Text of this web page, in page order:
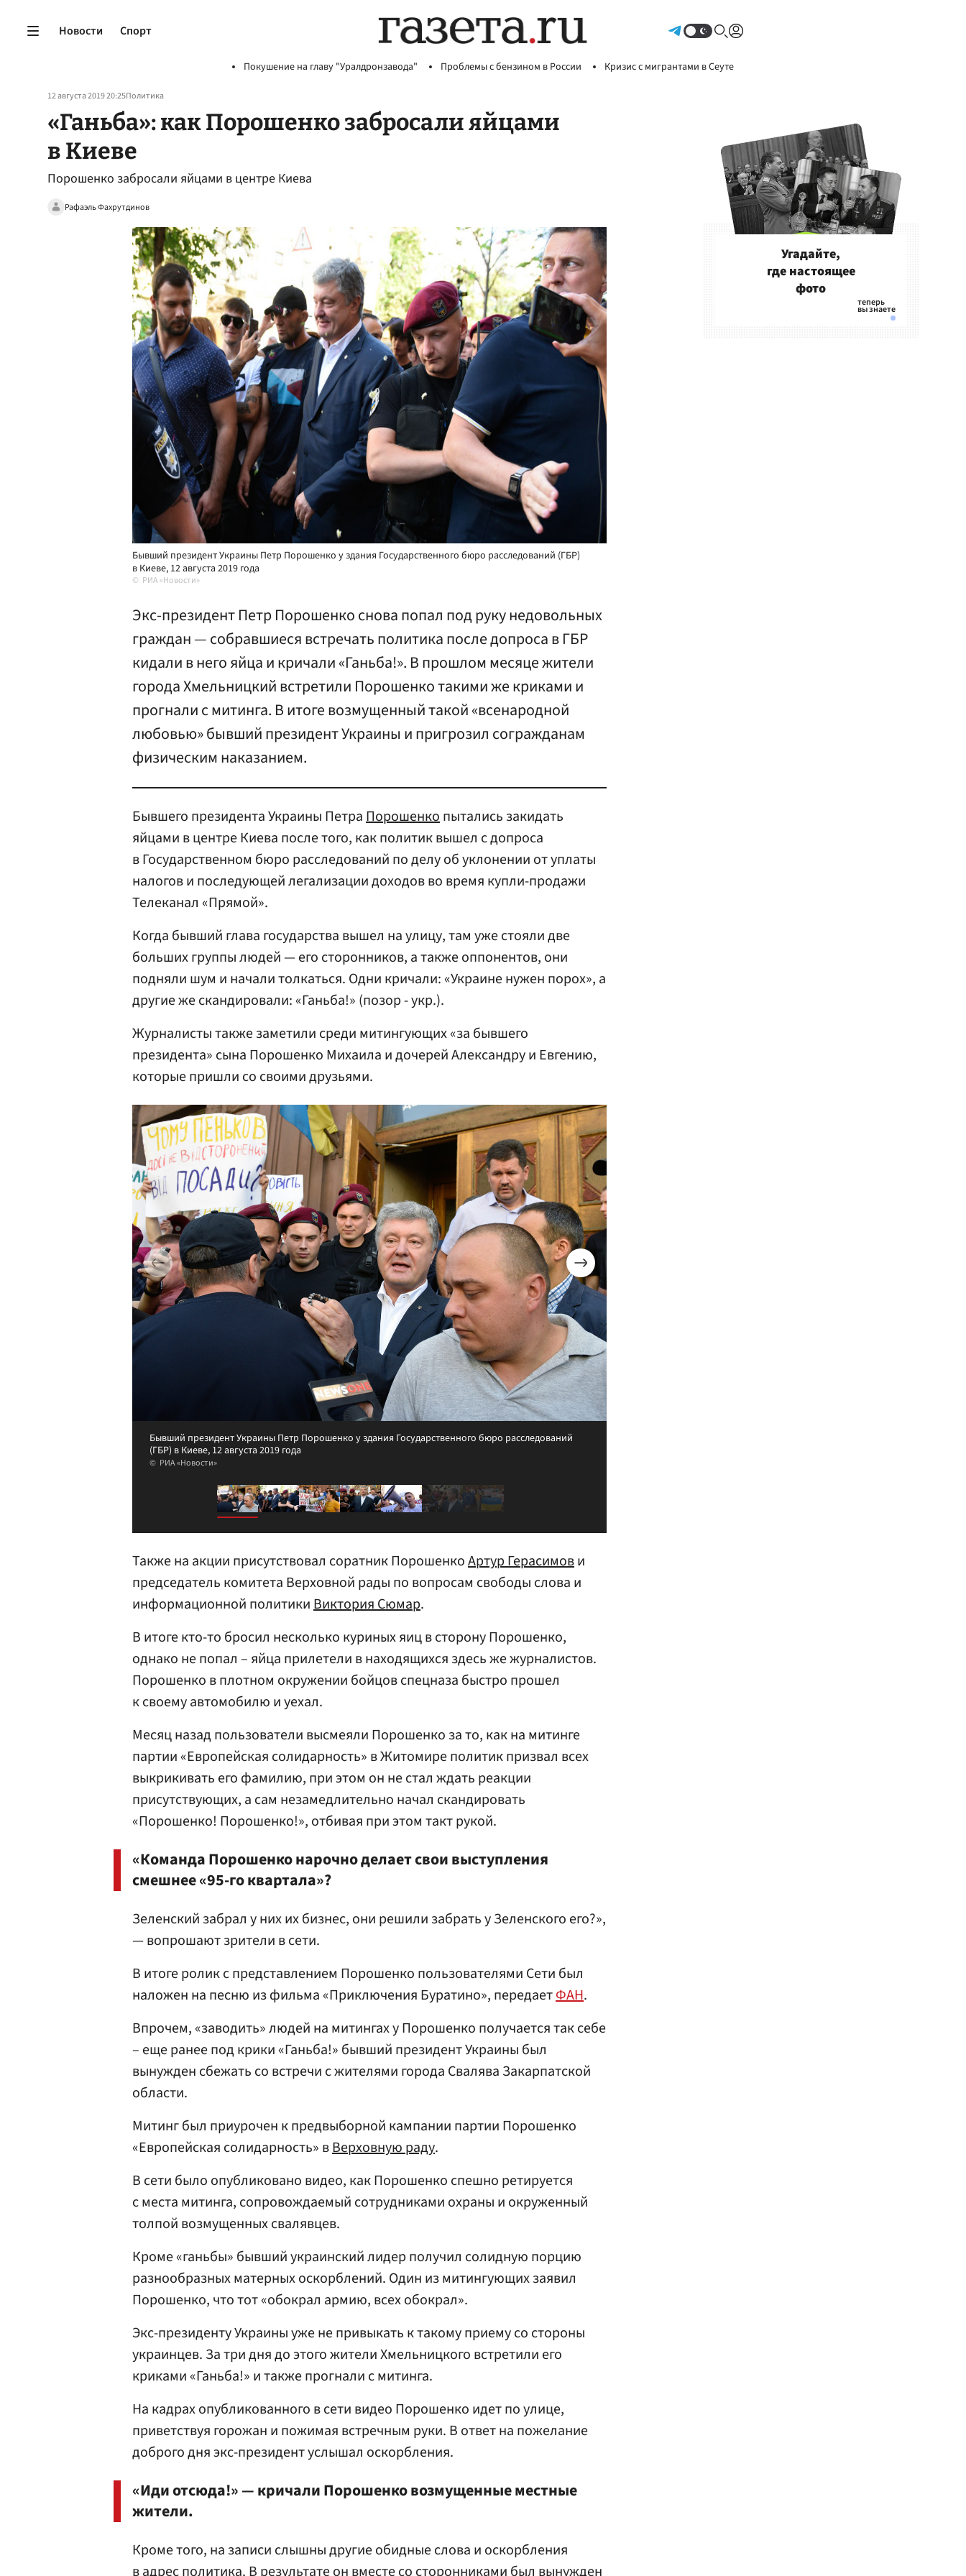
Новости Спорт
Покушение на главу "Уралдронзавода" Проблемы с бензином в России Кризис с мигрантами в Сеуте
12 августа 2019 20:25Политика
«Ганьба»: как Порошенко забросали яйцами
в Киеве
Порошенко забросали яйцами в центре Киева
Рафаэль Фахрутдинов
Бывший президент Украины Петр Порошенко у здания Государственного бюро расследований (ГБР)
в Киеве, 12 августа 2019 года
РИА «Новости»
Экс-президент Петр Порошенко снова попал под руку недовольных
граждан — собравшиеся встречать политика после допроса в ГБР
кидали в него яйца и кричали «Ганьба!». В прошлом месяце жители
города Хмельницкий встретили Порошенко такими же криками и
прогнали с митинга. В итоге возмущенный такой «всенародной
любовью» бывший президент Украины и пригрозил согражданам
физическим наказанием.
Бывшего президента Украины ПетраПорошенкопытались закидать
яйцами в центре Киева после того, как политик вышел с допроса
в Государственном бюро расследований по делу об уклонении от уплаты
налогов и последующей легализации доходов во время купли-продажи
Телеканал «Прямой».
Когда бывший глава государства вышел на улицу, там уже стояли две
больших группы людей — его сторонников, а также оппонентов, они
подняли шум и начали толкаться. Одни кричали: «Украине нужен порох», а
другие же скандировали: «Ганьба!» (позор - укр.).
Журналисты также заметили среди митингующих «за бывшего
президента» сына Порошенко Михаила и дочерей Александру и Евгению,
которые пришли со своими друзьями.
Бывший президент Украины Петр Порошенко у здания Государственного бюро расследований
(ГБР) в Киеве, 12 августа 2019 года
РИА «Новости»
Также на акции присутствовал соратник ПорошенкоАртур Герасимови
председатель комитета Верховной рады по вопросам свободы слова и
информационной политикиВиктория Сюмар.
В итоге кто-то бросил несколько куриных яиц в сторону Порошенко,
однако не попал – яйца прилетели в находящихся здесь же журналистов.
Порошенко в плотном окружении бойцов спецназа быстро прошел
к своему автомобилю и уехал.
Месяц назад пользователи высмеяли Порошенко за то, как на митинге
партии «Европейская солидарность» в Житомире политик призвал всех
выкрикивать его фамилию, при этом он не стал ждать реакции
присутствующих, а сам незамедлительно начал скандировать
«Порошенко! Порошенко!», отбивая при этом такт рукой.
«Команда Порошенко нарочно делает свои выступления
смешнее «95-го квартала»?
Зеленский забрал у них их бизнес, они решили забрать у Зеленского его?»,
— вопрошают зрители в сети.
В итоге ролик с представлением Порошенко пользователями Сети был
наложен на песню из фильма «Приключения Буратино», передаетФАН.
Впрочем, «заводить» людей на митингах у Порошенко получается так себе
– еще ранее под крики «Ганьба!» бывший президент Украины был
вынужден сбежать со встречи с жителями города Свалява Закарпатской
области.
Митинг был приурочен к предвыборной кампании партии Порошенко
«Европейская солидарность» вВерховную раду.
В сети было опубликовано видео, как Порошенко спешно ретируется
с места митинга, сопровождаемый сотрудниками охраны и окруженный
толпой возмущенных свалявцев.
Кроме «ганьбы» бывший украинский лидер получил солидную порцию
разнообразных матерных оскорблений. Один из митингующих заявил
Порошенко, что тот «обокрал армию, всех обокрал».
Экс-президенту Украины уже не привыкать к такому приему со стороны
украинцев. За три дня до этого жители Хмельницкого встретили его
криками «Ганьба!» и также прогнали с митинга.
На кадрах опубликованного в сети видео Порошенко идет по улице,
приветствуя горожан и пожимая встречным руки. В ответ на пожелание
доброго дня экс-президент услышал оскорбления.
«Иди отсюда!» — кричали Порошенко возмущенные местные
жители.
Кроме того, на записи слышны другие обидные слова и оскорбления
в адрес политика. В результате он вместе со сторонниками был вынужден
Угадайте,
где настоящее
фото